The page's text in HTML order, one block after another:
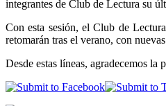
integrantes de Club de Lectura su
Con esta sesión, el Club de
retomarán tras el verano, con
Desde estas líneas, agradecemos